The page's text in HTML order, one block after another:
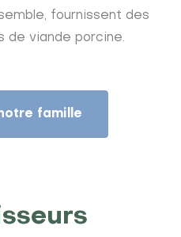
fournissent des
de viande porcine.
famille